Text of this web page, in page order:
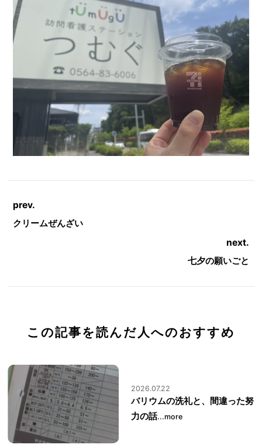
prev.
クリームぜんざい
next.
七夕の願いごと
この記事を読んだ人へのおすすめ
2026.07.22
バリウムの洗礼と、間違った努
力の話...more